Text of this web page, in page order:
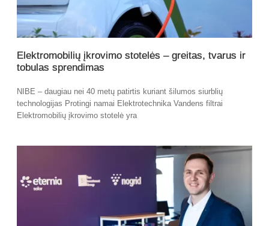
Elektromobilių įkrovimo stotelės – greitas, tvarus ir
tobulas sprendimas
NIBE – daugiau nei 40 metų patirtis kuriant šilumos siurblių
technologijas Protingi namai Elektrotechnika Vandens filtrai
Elektromobilių įkrovimo stotelė yra